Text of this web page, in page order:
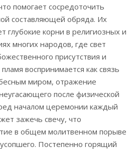
помогает сосредоточить
составляющей обряда. Их
глубокие корни в религиозных и
многих народов, где свет
присутствия и
воспринимается как связь
миром, отражение
после физической
началом церемонии каждый
зажечь свечу, что
в общем молитвенном порыве
Постепенно горящий